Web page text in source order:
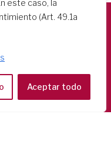
este caso, la
(Art. 49.1a
Aceptar todo
58 20 31 17